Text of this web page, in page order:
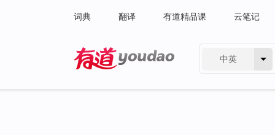
词典 翻译 有道精品课 云笔记
中英